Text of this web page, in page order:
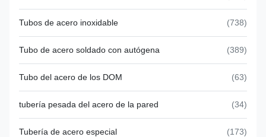
Tubos de acero inoxidable (738)
Tubo de acero soldado con autógena (389)
Tubo del acero de los DOM (63)
tubería pesada del acero de la pared (34)
Tubería de acero especial (173)